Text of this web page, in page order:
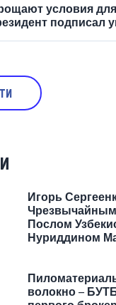
условия для
подписал
Игорь
Послом
Нуриддином
волокно –